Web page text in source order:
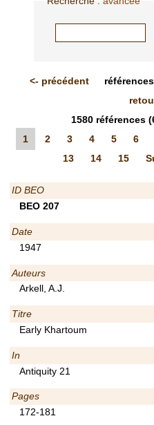
<- précédent références
1580 références
1
2 3 4 5 6
13
14 15
ID BEO
BEO 207
Date
1947
Auteurs
Arkell, A.J.
Titre
Early Khartoum
In
Antiquity 21
Pages
172-181